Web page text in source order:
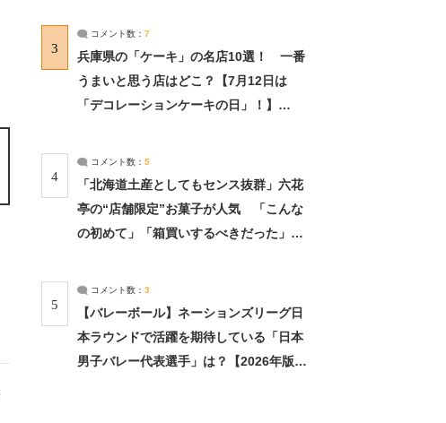
3
コメント数： 7
兵庫県の「ケーキ」の名店10選！ 一番
うまいと思う店はどこ？【7月12日は
「デコレーションケーキの日」！】
4
コメント数： 5
「北海道土産としてもセンス抜群」六花
亭の“店舗限定”お菓子が人気 「こんな
の初めて」「箱買いするべきだった」
5
コメント数： 3
【バレーボール】ネーションズリーグ日
本ラウンドで活躍を期待している「日本
男子バレー代表選手」は？【2026年版・